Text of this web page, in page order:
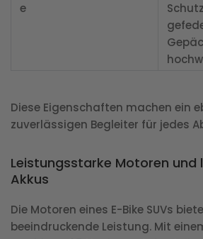
e
Diese Eigenschaften machen ein
zuverlässigen Begleiter für jedes
Leistungsstarke Motoren und
Akkus
Die Motoren eines E-Bike SUVs
beeindruckende Leistung. Mit